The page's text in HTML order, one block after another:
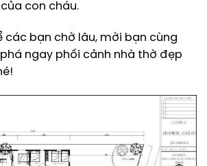
con cháu.
các bạn chờ lâu, mời bạn cùng
ngay phối cảnh nhà thờ đẹp